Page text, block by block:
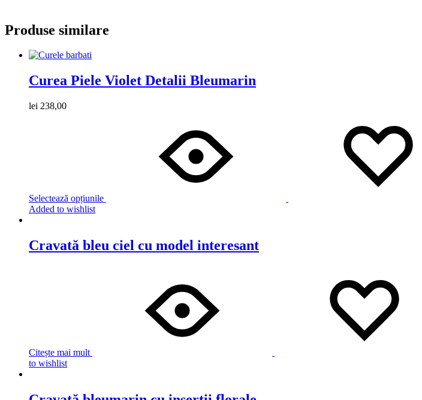
Produse similare
Curea Piele Violet Detalii Bleumarin
lei 238,00
Selectează opțiunile
Added to wishlist
Cravată bleu ciel cu model interesant
Citește mai mult
to wishlist